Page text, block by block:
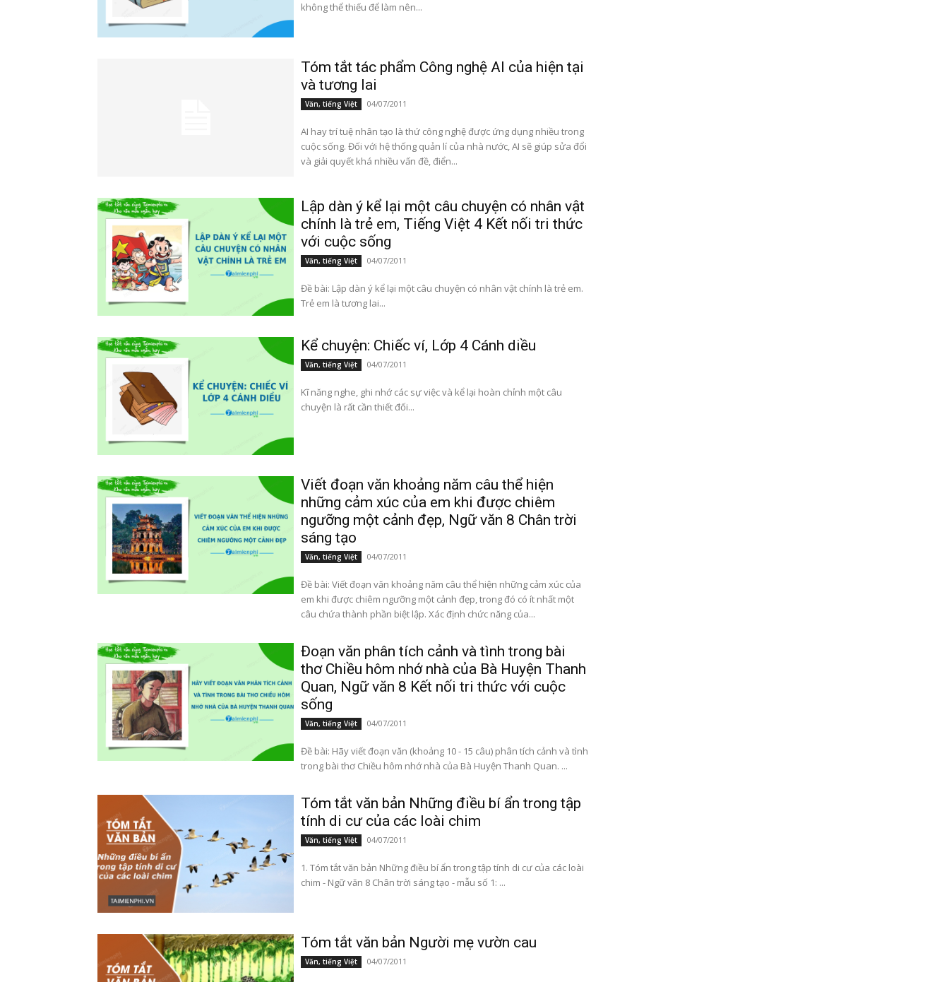
không thể thiếu để làm nên...
Tóm tắt tác phẩm Công nghệ AI của hiện tại
và tương lai
Văn, tiếng Việt 04/07/2011
AI hay trí tuệ nhân tạo là thứ công nghệ được ứng dụng nhiều trong
cuộc sống. Đối với hệ thống quản lí của nhà nước, AI sẽ giúp sửa đổi
và giải quyết khá nhiều vấn đề, điển...
Lập dàn ý kể lại một câu chuyện có nhân vật
chính là trẻ em, Tiếng Việt 4 Kết nối tri thức
với cuộc sống
Văn, tiếng Việt 04/07/2011
Đề bài: Lập dàn ý kể lại một câu chuyện có nhân vật chính là trẻ em.
Trẻ em là tương lai...
Kể chuyện: Chiếc ví, Lớp 4 Cánh diều
Văn, tiếng Việt 04/07/2011
Kĩ năng nghe, ghi nhớ các sự việc và kể lại hoàn chỉnh một câu
chuyện là rất cần thiết đối...
Viết đoạn văn khoảng năm câu thể hiện
những cảm xúc của em khi được chiêm
ngưỡng một cảnh đẹp, Ngữ văn 8 Chân trời
sáng tạo
Văn, tiếng Việt 04/07/2011
Đề bài: Viết đoạn văn khoảng năm câu thể hiện những cảm xúc của
em khi được chiêm ngưỡng một cảnh đẹp, trong đó có ít nhất một
câu chứa thành phần biệt lập. Xác định chức năng của...
Đoạn văn phân tích cảnh và tình trong bài
thơ Chiều hôm nhớ nhà của Bà Huyện Thanh
Quan, Ngữ văn 8 Kết nối tri thức với cuộc
sống
Văn, tiếng Việt 04/07/2011
Đề bài: Hãy viết đoạn văn (khoảng 10 - 15 câu) phân tích cảnh và tình
trong bài thơ Chiều hôm nhớ nhà của Bà Huyện Thanh Quan. ...
Tóm tắt văn bản Những điều bí ẩn trong tập
tính di cư của các loài chim
Văn, tiếng Việt 04/07/2011
1. Tóm tắt văn bản Những điều bí ẩn trong tập tính di cư của các loài
chim - Ngữ văn 8 Chân trời sáng tạo - mẫu số 1: ...
Tóm tắt văn bản Người mẹ vườn cau
Văn, tiếng Việt 04/07/2011